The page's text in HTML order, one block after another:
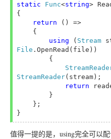
static Func<string>
{
return
() =>
using
( Stream
File .OpenRead(file))
StreamReader(stream);
return
值得一提的是，using完全可以